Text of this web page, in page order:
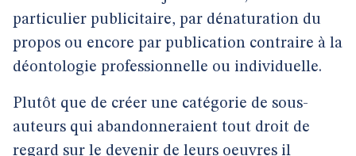
particulier publicitaire, par dénaturation du
propos ou encore par publication contraire à la
déontologie professionnelle ou individuelle.
Plutôt que de créer une catégorie de sous-
auteurs qui abandonneraient tout droit de
regard sur le devenir de leurs oeuvres il